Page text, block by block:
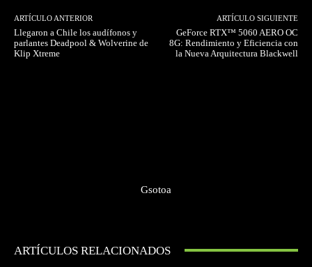
ARTÍCULO ANTERIOR
Llegaron a Chile los audífonos y
parlantes Deadpool & Wolverine de
Klip Xtreme
ARTÍCULO SIGUIENTE
GeForce RTX™ 5060 AERO OC
8G: Rendimiento y Eficiencia con
la Nueva Arquitectura Blackwell
Gsotoa
ARTÍCULOS RELACIONADOS